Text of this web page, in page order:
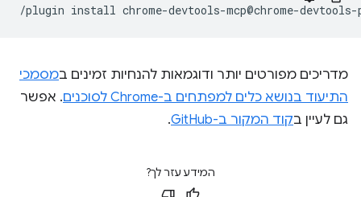
/plugin install
מדריכים מפורטים יותר ודוגמאות להנחיות זמינים במסמכי
התיעוד בנושא כלים למפתחים ב-Chrome לסוכנים
. אפשר
גם לעיין בקוד המקור ב-GitHub .
המידע עזר לך?